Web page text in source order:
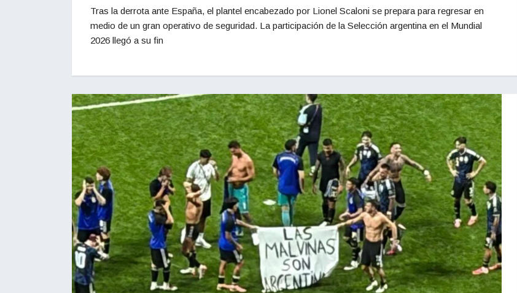
Tras la derrota ante España, el plantel encabezado por Lionel Scaloni se prepara para regresar en
medio de un gran operativo de seguridad. La participación de la Selección argentina en el Mundial
2026 llegó a su fin